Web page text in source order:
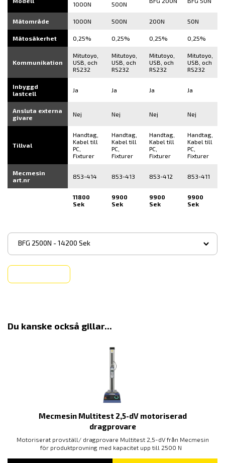
1000N
500N
Mätområde 1000N 500N 200N 50N
Mätosäkerhet 0,25% 0,25% 0,25% 0,25%
Kommunikation
Mitutoyo,
USB, och
RS232
Mitutoyo,
USB, och
RS232
Mitutoyo,
USB, och
RS232
Mitutoyo,
USB, och
RS232
Inbyggd
lastcell
Ja Ja Ja Ja
Ansluta externa
givare
Nej Nej Nej Nej
Tillval
Handtag,
Kabel till
PC,
Fixturer
Handtag,
Kabel till
PC,
Fixturer
Handtag,
Kabel till
PC,
Fixturer
Handtag,
Kabel till
PC,
Fixturer
Mecmesin
art.nr
853-414 853-413 853-412 853-411
11800
Sek
9900
Sek
9900
Sek
9900
Sek
BFG 2500N - 14200 Sek
▾
Du kanske också gillar...
Mecmesin Multitest 2,5-dV motoriserad
dragprovare
Motoriserat provställ/ dragprovare Multitest 2,5-dV från Mecmesin
för produktprovning med kapacitet upp till 2500 N